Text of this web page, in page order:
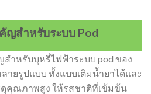
ญสำหรับระบบ Pod
ำหรับบุหรี่ไฟฟ้าระบบ pod ของ
ลายรูปแบบ ทั้งแบบเติมน้ำยาได้และ
คุณภาพสูง ให้รสชาติที่เข้มข้น